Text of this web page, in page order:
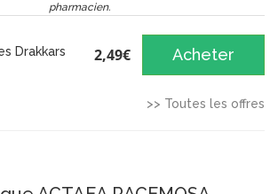
pharmacien.
Drakkars 2,49€ Acheter
>> Toutes les offres